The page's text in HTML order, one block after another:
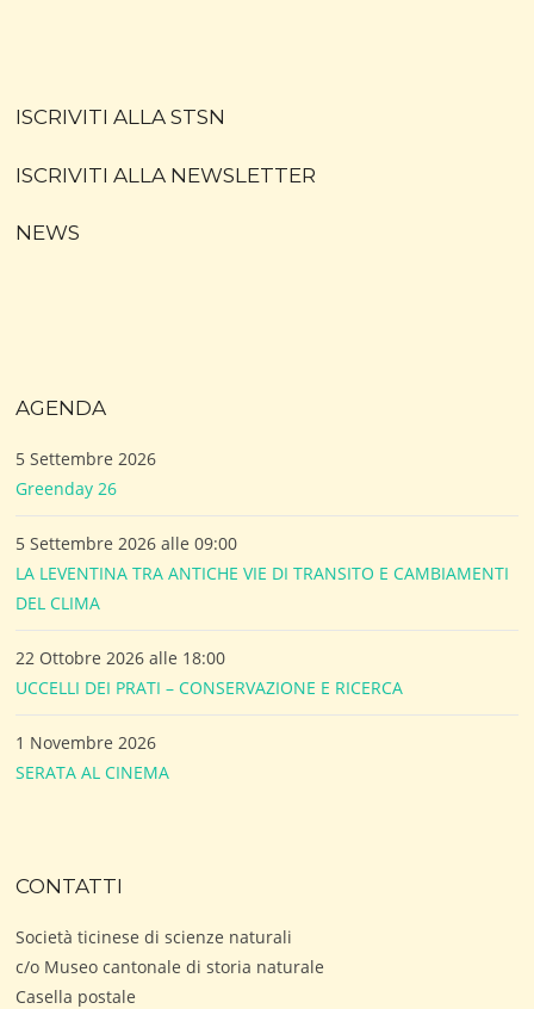
ISCRIVITI ALLA STSN
ISCRIVITI ALLA NEWSLETTER
NEWS
AGENDA
5 Settembre 2026
Greenday 26
5 Settembre 2026 alle 09:00
LA LEVENTINA TRA ANTICHE VIE DI TRANSITO E CAMBIAMENTI
DEL CLIMA
22 Ottobre 2026 alle 18:00
UCCELLI DEI PRATI – CONSERVAZIONE E RICERCA
1 Novembre 2026
SERATA AL CINEMA
CONTATTI
Società ticinese di scienze naturali
c/o Museo cantonale di storia naturale
Casella postale